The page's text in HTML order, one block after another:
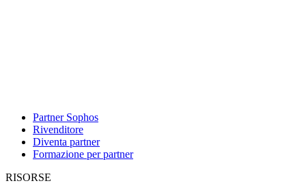
Partner Sophos
Rivenditore
Diventa partner
Formazione per partner
RISORSE